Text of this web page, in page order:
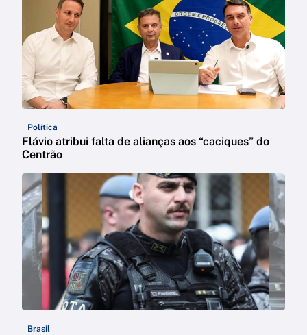
Política
Flávio atribui falta de alianças aos “caciques” do
Centrão
Brasil